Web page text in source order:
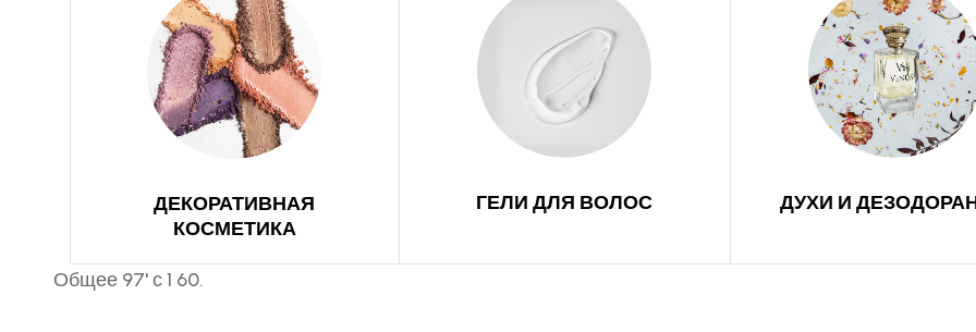
ДЕКОРАТИВНАЯ
КОСМЕТИКА
ГЕЛИ ДЛЯ ВОЛОС ДУХИ И
Общее 97' с 1 60.